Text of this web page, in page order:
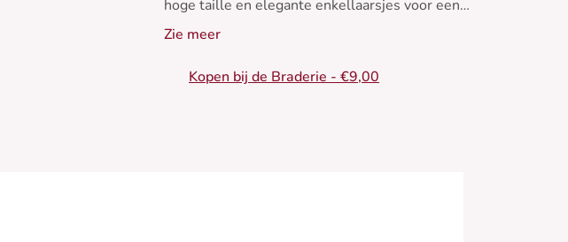
hoge taille en elegante enkellaarsjes voor een
vleugje casual chic.
Zie meer
Kopen bij de Braderie - €9,00